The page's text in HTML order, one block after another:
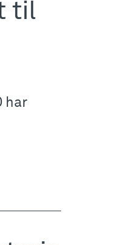
til
har